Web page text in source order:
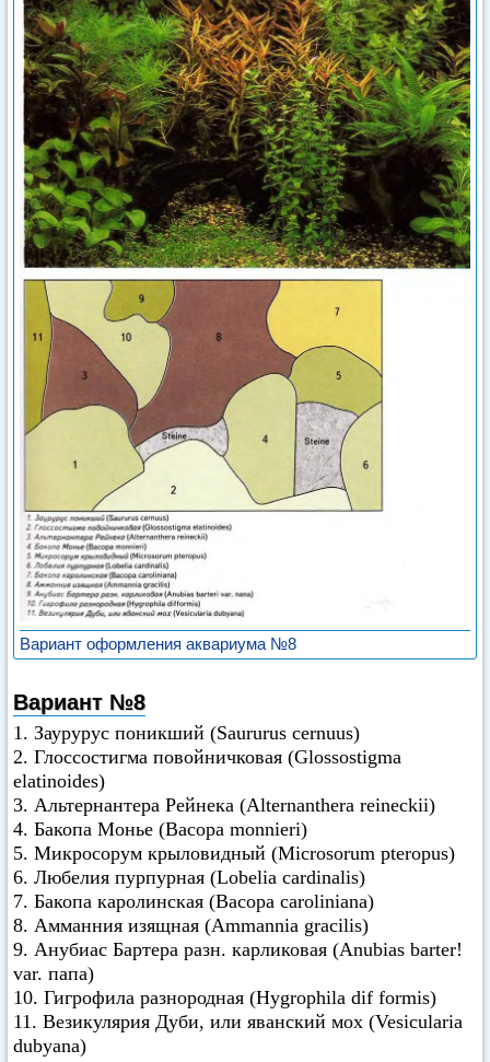
Вариант оформления аквариума №8
Вариант №8
1. Заурурус поникший (Saururus cernuus)
2. Глоссостигма повойничковая (Glossostigma
elatinoides)
3. Альтернантера Рейнека (Alternanthera reineckii)
4. Бакопа Монье (Васора monnieri)
5. Микросорум крыловидный (Microsorum pteropus)
6. Любелия пурпурная (Lobelia cardinalis)
7. Бакопа каролинская (Васора caroliniana)
8. Амманния изящная (Ammannia gracilis)
9. Анубиас Бартера разн. карликовая (Anubias barter!
var. папа)
10. Гигрофила разнородная (Hygrophila dif formis)
11. Везикулярия Дуби, или яванский мох (Vesicularia
dubyana)